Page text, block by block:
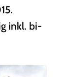
inkl. bi-